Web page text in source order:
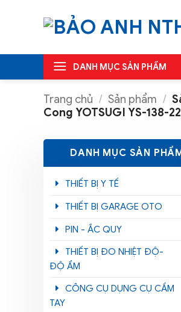
dung
DANH MỤC SẢN PHẨM
Trang chủ / Sản phẩm /
Cong YOTSUGI YS-138-
DANH MỤC SẢN
THIẾT BỊ Y TẾ
THIẾT BỊ GARAGE OTO
PIN - ẮC QUY
THIẾT BỊ ĐO NHIỆT ĐỘ-
ĐỘ ẨM
CÔNG CỤ DỤNG CỤ CẦM
TAY